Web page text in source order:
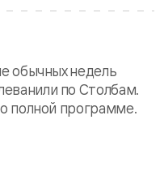
обычных недель
по Столбам.
полной программе.